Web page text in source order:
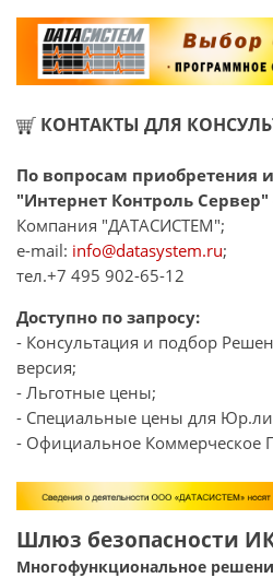
КОНТАКТЫ ДЛЯ
По вопросам приобретения
"Интернет Контроль
Компания "ДАТАСИСТЕМ";
e-mail: info@datasystem.ru;
тел.+7 495 902-65-12
Доступно по запросу:
- Консультация и подбор
версия;
- Льготные цены;
- Специальные цены для
- Официальное Коммерческое
Шлюз безопасности
Многофункциональное